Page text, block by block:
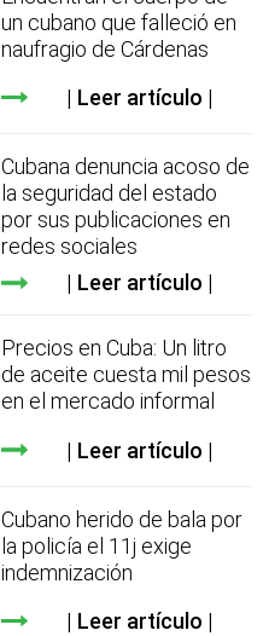
un cubano que falleció en
naufragio de Cárdenas
Leer artículo
Cubana denuncia acoso de
la seguridad del estado
por sus publicaciones en
redes sociales
Leer artículo
Precios en Cuba: Un litro
de aceite cuesta mil pesos
en el mercado informal
Leer artículo
Cubano herido de bala por
la policía el 11j exige
indemnización
Leer artículo